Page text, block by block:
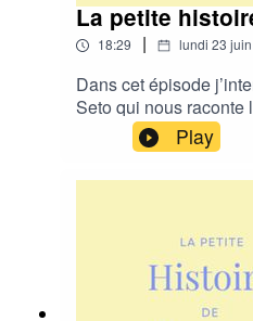
La petite
18:29 | lundi 23
Dans cet épisode
Seto qui nous raconte
l’œuvre du stade de
exposition “Tu es
les bibliothèques de
Play